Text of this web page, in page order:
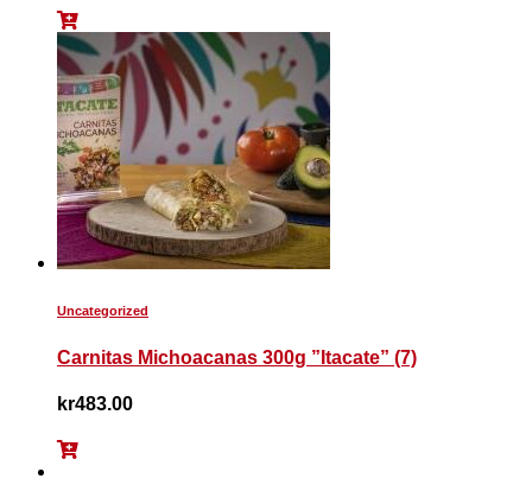
Uncategorized
Carnitas Michoacanas 300g ”Itacate” (7)
kr483.00